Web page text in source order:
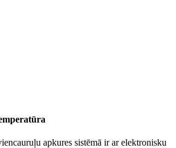
apkures sistēmā ir ar elektronisku